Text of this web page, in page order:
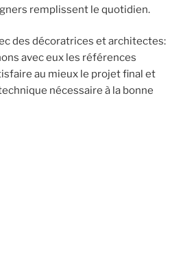
remplissent le quotidien.
des décoratrices et architectes:
avec eux les références
au mieux le projet final et
nécessaire à la bonne